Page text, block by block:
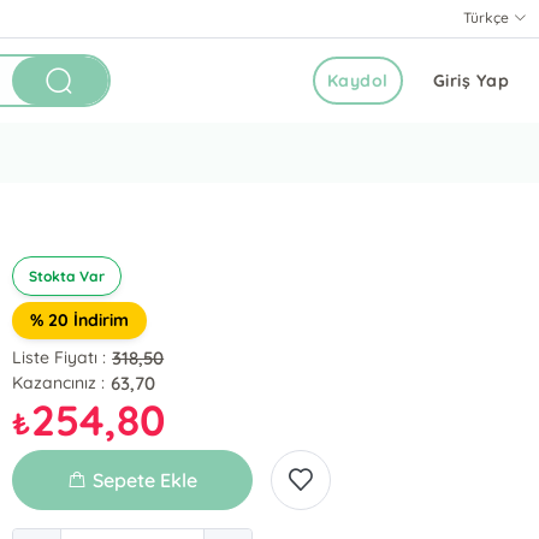
Türkçe
Giriş Yap
Kaydol
Stokta Var
% 20 İndirim
Liste Fiyatı : 318,50
Kazancınız : 63,70
₺254,80
Sepete Ekle